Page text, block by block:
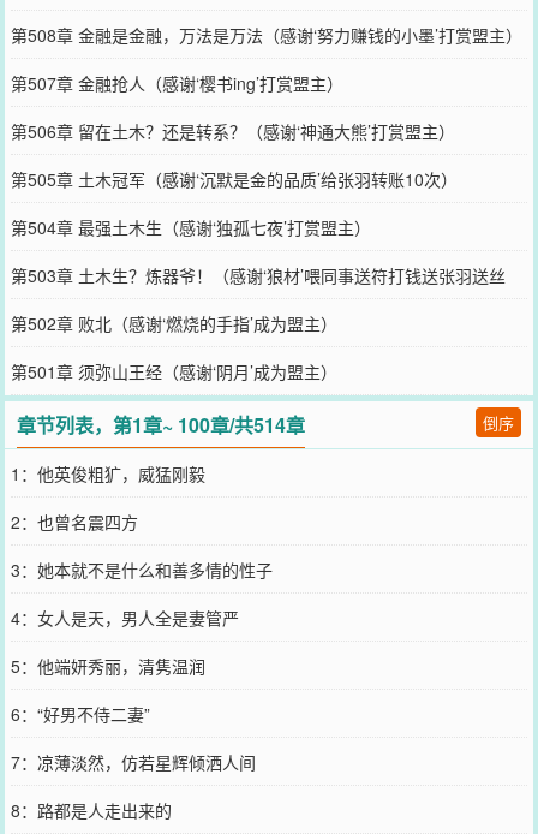
第508章 金融是金融，万法是万法（感谢‘努力赚钱的小墨’打赏盟主）
第507章 金融抢人（感谢‘樱书ing’打赏盟主）
第506章 留在土木？还是转系？（感谢‘神通大熊’打赏盟主）
第505章 土木冠军（感谢‘沉默是金的品质’给张羽转账10次）
第504章 最强土木生（感谢‘独孤七夜’打赏盟主）
第503章 土木生？炼器爷！（感谢‘狼材’喂同事送符打钱送张羽送丝
袜）
第502章 败北（感谢‘燃烧的手指’成为盟主）
第501章 须弥山王经（感谢‘阴月’成为盟主）
章节列表，第1章~ 100章/共514章 倒序
1：他英俊粗犷，威猛刚毅
2：也曾名震四方
3：她本就不是什么和善多情的性子
4：女人是天，男人全是妻管严
5：他端妍秀丽，清隽温润
6：“好男不侍二妻”
7：凉薄淡然，仿若星辉倾洒人间
8：路都是人走出来的